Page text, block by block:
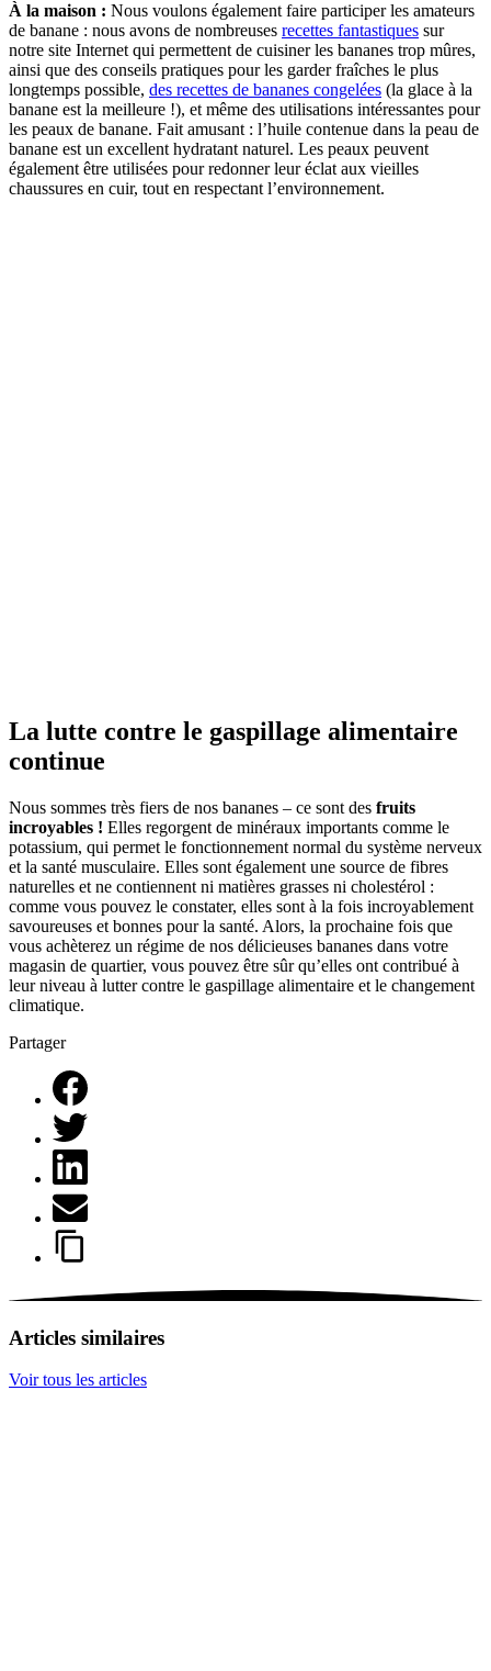
À la maison : Nous voulons également faire participer les amateurs
de banane : nous avons de nombreuses recettes fantastiques sur
notre site Internet qui permettent de cuisiner les bananes trop mûres,
ainsi que des conseils pratiques pour les garder fraîches le plus
longtemps possible, des recettes de bananes congelées (la glace à la
banane est la meilleure !), et même des utilisations intéressantes pour
les peaux de banane. Fait amusant : l’huile contenue dans la peau de
banane est un excellent hydratant naturel. Les peaux peuvent
également être utilisées pour redonner leur éclat aux vieilles
chaussures en cuir, tout en respectant l’environnement.
La lutte contre le gaspillage alimentaire
continue
Nous sommes très fiers de nos bananes – ce sont des fruits
incroyables ! Elles regorgent de minéraux importants comme le
potassium, qui permet le fonctionnement normal du système nerveux
et la santé musculaire. Elles sont également une source de fibres
naturelles et ne contiennent ni matières grasses ni cholestérol :
comme vous pouvez le constater, elles sont à la fois incroyablement
savoureuses et bonnes pour la santé. Alors, la prochaine fois que
vous achèterez un régime de nos délicieuses bananes dans votre
magasin de quartier, vous pouvez être sûr qu’elles ont contribué à
leur niveau à lutter contre le gaspillage alimentaire et le changement
climatique.
Partager
Articles similaires
Voir tous les articles